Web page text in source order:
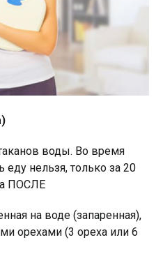
воды. Во время
еду нельзя, только за 20
ПОСЛЕ
на воде (запаренная),
орехами (3 ореха или 6